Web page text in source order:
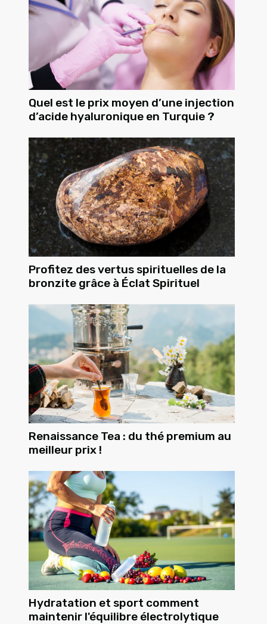
Quel est le prix moyen d’une injection
d’acide hyaluronique en Turquie ?
Profitez des vertus spirituelles de la
bronzite grâce à Éclat Spirituel
Renaissance Tea : du thé premium au
meilleur prix !
Hydratation et sport comment
maintenir l'équilibre électrolytique